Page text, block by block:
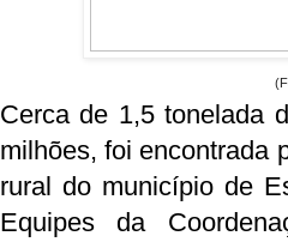
Cerca de 1,5 tonelada
milhões, foi encontrada
rural do município de
Equipes da